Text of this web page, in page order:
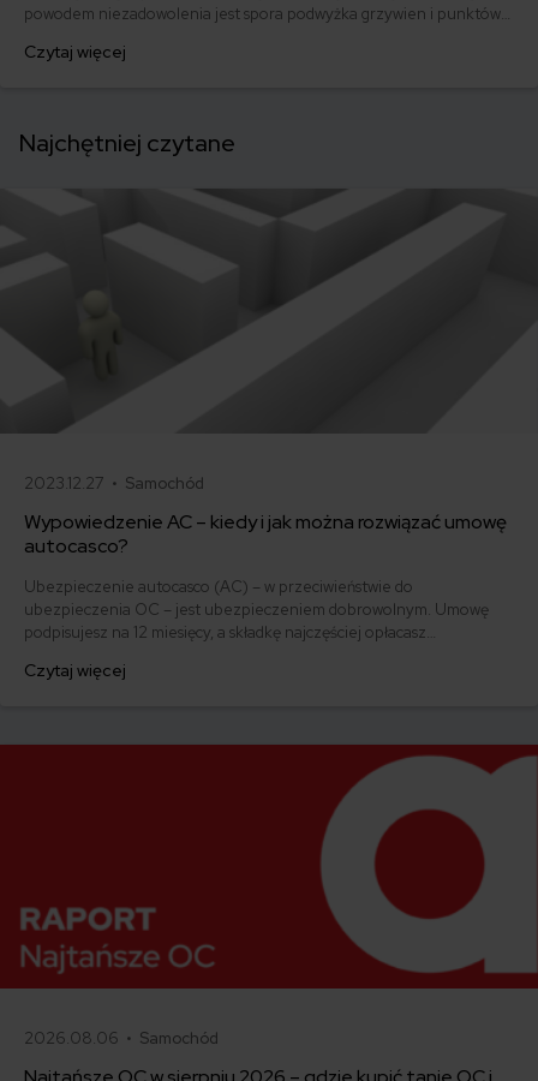
powodem niezadowolenia jest spora podwyżka grzywien i punktów
000 zł. Czy grzywny za łamanie przepisów ruchu drogowego w
Czytaj więcej
Najchętniej czytane
2023.12.27 • Samochód
Wypowiedzenie AC – kiedy i jak można rozwiązać umowę
autocasco?
Ubezpieczenie autocasco (AC) – w przeciwieństwie do
ubezpieczenia OC – jest ubezpieczeniem dobrowolnym. Umowę
podpisujesz na 12 miesięcy, a składkę najczęściej opłacasz
ofertę lub zdecydowałeś się sprzedać samochód w trakcie trwania
Czytaj więcej
2026.08.06 • Samochód